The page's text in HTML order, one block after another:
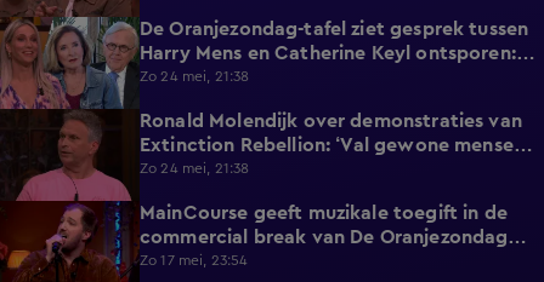
2:04
De Oranjezondag-tafel ziet gesprek tussen
Harry Mens en Catherine Keyl ontsporen:
‘Culttelevisie!’
Zo 24 mei, 21:38
Ronald Molendijk over demonstraties van
Extinction Rebellion: ‘Val gewone mensen
er niet mee lastig!’
Zo 24 mei, 21:38
MainCourse geeft muzikale toegift in de
commercial break van De Oranjezondag
met 'Juliet'
Zo 17 mei, 23:54